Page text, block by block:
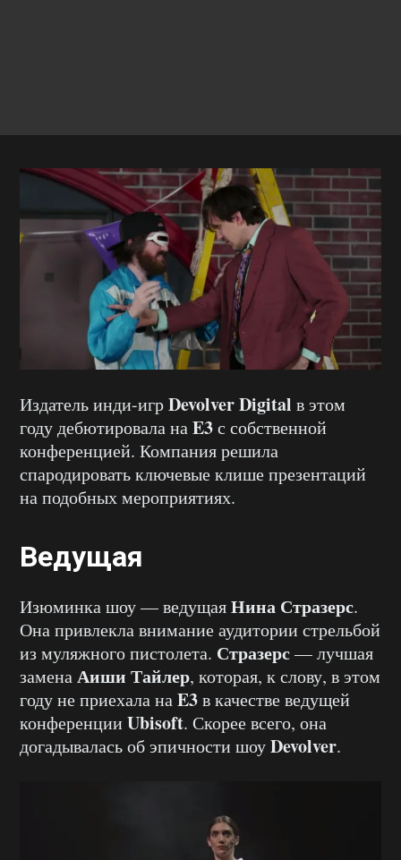
Издатель инди-игрDevolver Digital в этом
году дебютировала наE3с собственной
конференцией. Компания решила
спародировать ключевые клише презентаций
на подобных мероприятиях.
Ведущая
Изюминка шоу — ведущаяНина Стразерс.
Она привлекла внимание аудитории стрельбой
из муляжного пистолета. Стразерс— лучшая
заменаАиши Тайлер, которая, к слову, в этом
году не приехала наE3в качестве ведущей
конференции Ubisoft. Скорее всего, она
догадывалась об эпичности шоуDevolver.